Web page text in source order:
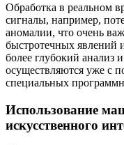
Обработка в реальном
сигналы, например,
аномалии, что очень
быстротечных явлений
более глубокий анализ
осуществляются уже с
специальных
Использование
искусственного